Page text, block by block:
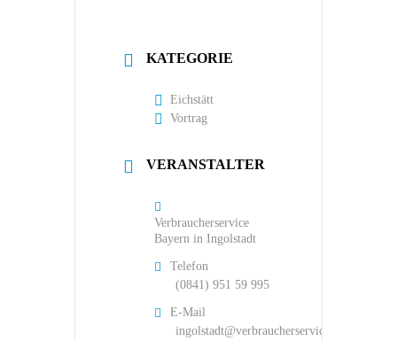
KATEGORIE
Eichstätt
Vortrag
VERANSTALTER
Verbraucherservice
Bayern in Ingolstadt
Telefon
(0841) 951 59 995
E-Mail
ingolstadt@verbraucherservice-